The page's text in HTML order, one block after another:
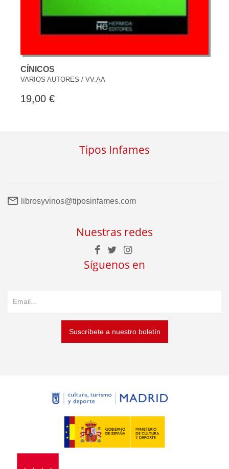
CÍNICOS
VARIOS AUTORES / VV.AA
19,00 €
Tipos Infames
librosyvinos@tiposinfames.com
Nuestras redes
Síguenos en
Suscríbete a nuestro boletín